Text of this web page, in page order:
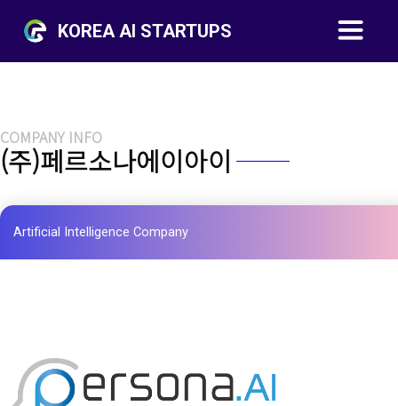
KOREA AI STARTUPS
COMPANY INFO
(주)페르소나에이아이
Artificial Intelligence Company